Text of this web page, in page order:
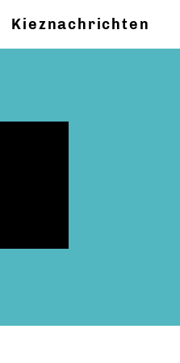
Kieznachrichten